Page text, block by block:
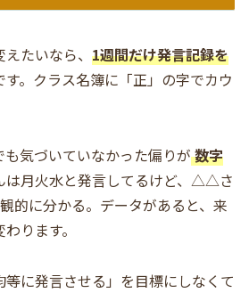
たいなら、 1週間だけ発言記録を
。クラス名簿に「正」の字でカウ
も気づいていなかった偏りが 数字
月火水と発言してるけど、△△さ
的に分かる。データがあると、来
ります。
に発言させる」を目標にしなくて